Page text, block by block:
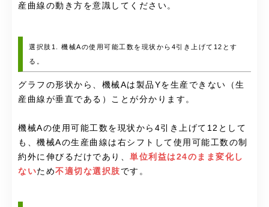
産曲線の動き方を意識してください。
選択肢1. 機械Aの使用可能工数を現状から4引き上げて12とす
る。
グラフの形状から、機械Aは製品Yを生産できない（生
産曲線が垂直である）ことが分かります。
機械Aの使用可能工数を現状から4引き上げて12として
も、機械Aの生産曲線は右シフトして使用可能工数の制
約外に伸びるだけであり、 単位利益は24のまま変化し
ないため不適切な選択肢 です。